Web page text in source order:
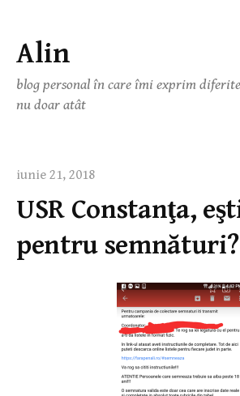
Skip
content
Alin
blog personal în care îmi exprim
nu doar atât
iunie 21, 2018
USR Constanţa,
pentru semnături?